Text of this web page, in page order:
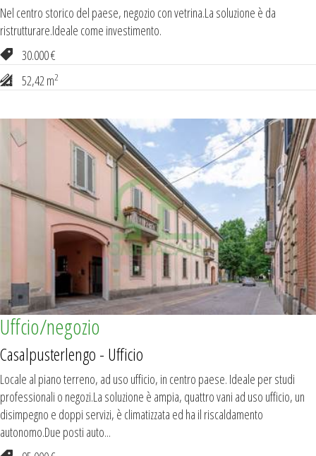
Nel centro storico del paese, negozio con vetrina.La soluzione è da
ristrutturare.Ideale come investimento.
30.000 €
52,42 m2
Uffcio/negozio
Casalpusterlengo - Ufficio
Locale al piano terreno, ad uso ufficio, in centro paese. Ideale per studi
professionali o negozi.La soluzione è ampia, quattro vani ad uso ufficio, un
disimpegno e doppi servizi, è climatizzata ed ha il riscaldamento
autonomo.Due posti auto...